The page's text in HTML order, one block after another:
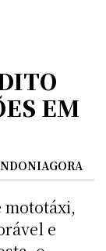
EM
mototáxi,
e